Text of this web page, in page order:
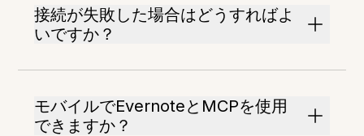
接続が失敗した場合はどうすればよ
いですか？
モバイルでEvernoteとMCPを使用
できますか？